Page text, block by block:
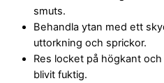
smuts.
Behandla ytan med ett
uttorkning och sprickor.
Res locket på högkant
blivit fuktig.